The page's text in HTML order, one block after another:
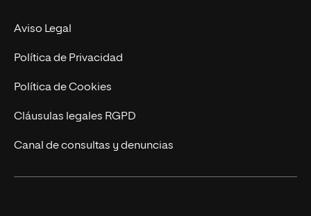
MBA
Marketing y Comunicación
Ingeniería
Diseño
Ciencias de la Salud
Contacto
Aviso Legal
Política de Privacidad
Política de Cookies
Cláusulas legales RGPD
Canal de consultas y denuncias